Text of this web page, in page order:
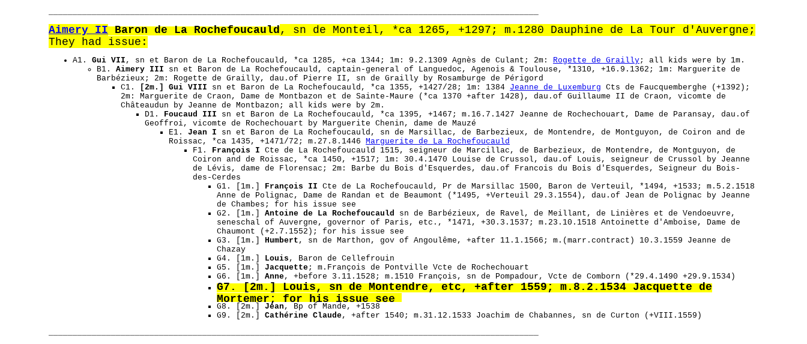
Aimery IIBaron de La Rochefoucauld, sn de Monteil, *ca 1265, +1297; m.1280 Dauphine de La Tour d'Auvergne;
They had issue:
A1. Gui VII , sn et Baron de La Rochefoucauld, *ca 1285, +ca 1344; 1m: 9.2.1309 Agnès de Culant; 2m: Rogette de Grailly; all kids were by 1m.
B1. Aimery III sn et Baron de La Rochefoucauld, captain-general of Languedoc, Agenois & Toulouse, *1310, +16.9.1362; 1m: Marguerite de
Barbézieux; 2m: Rogette de Grailly, dau.of Pierre II, sn de Grailly by Rosamburge de Périgord
C1.
[2m.] Gui VIII sn et Baron de La Rochefoucauld, *ca 1355, +1427/28; 1m: 1384 Jeanne de Luxemburg Cts de Faucquemberghe (+1392);
2m: Marguerite de Craon, Dame de Montbazon et de Sainte-Maure (*ca 1370 +after 1428), dau.of Guillaume II de Craon, vicomte de
Châteaudun by Jeanne de Montbazon; all kids were by 2m.
D1. Foucaud III sn et Baron de La Rochefoucauld, *ca 1395, +1467; m.16.7.1427 Jeanne de Rochechouart, Dame de Paransay, dau.of
Geoffroi, vicomte de Rochechouart by Marguerite Chenin, dame de Mauzé
E1. Jean I sn et Baron de La Rochefoucauld, sn de Marsillac, de Barbezieux, de Montendre, de Montguyon, de Coiron and de
Roissac, *ca 1435, +1471/72; m.27.8.1446 Marguerite de La Rochefoucauld
F1. François I Cte de La Rochefoucauld 1515, seigneur de Marcillac, de Barbezieux, de Montendre, de Montguyon, de
Coiron and de Roissac, *ca 1450, +1517; 1m: 30.4.1470 Louise de Crussol, dau.of Louis, seigneur de Crussol by Jeanne
de Lévis, dame de Florensac; 2m: Barbe du Bois d'Esquerdes, dau.of Francois du Bois d'Esquerdes, Seigneur du Bois-
des-Cerdes
G1.
[1m.] François II Cte de La Rochefoucauld, Pr de Marsillac 1500, Baron de Verteuil, *1494, +1533; m.5.2.1518
Anne de Polignac, Dame de Randan et de Beaumont (*1495, +Verteuil 29.3.1554), dau.of Jean de Polignac by Jeanne
de Chambes; for his issue see
G2.
[1m.] Antoine de La Rochefoucauld sn de Barbézieux, de Ravel, de Meillant, de Linières et de Vendoeuvre,
seneschal of Auvergne, governor of Paris, etc., *1471, +30.3.1537; m.23.10.1518 Antoinette d'Amboise, Dame de
Chaumont (+2.7.1552); for his issue see
G3. [1m.] Humbert , sn de Marthon, gov of Angoulême, +after 11.1.1566; m.(marr.contract) 10.3.1559 Jeanne de
Chazay
G4. [1m.] Louis , Baron de Cellefrouin
G5. [1m.] Jacquette; m.François de Pontville Vcte de Rochechouart
G6. [1m.] Anne, +before 3.11.1528; m.1510 François, sn de Pompadour, Vcte de Comborn (*29.4.1490 +29.9.1534)
G7.[2m.] Louis, sn de Montendre, etc, +after 1559; m.8.2.1534 Jacquette de
Mortemer; for his issue see
G8. [2m.] Jean , Bp of Mande, +1538
G9. [2m.] Cathérine Claude, +after 1540; m.31.12.1533 Joachim de Chabannes, sn de Curton (+VIII.1559)